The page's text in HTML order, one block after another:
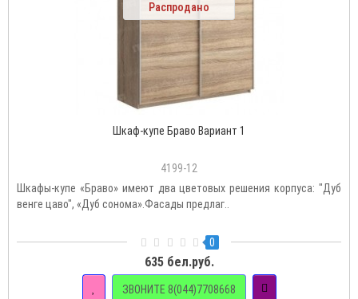
Распродано
Шкаф-купе Браво Вариант 1
4199-12
Шкафы-купе «Браво» имеют два цветовых решения корпуса: "Дуб
венге цаво", «Дуб сонома».Фасады предлаг..
0
635 бел.руб.
ЗВОНИТЕ 8(044)7708668